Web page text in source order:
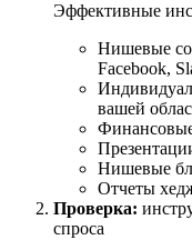
Эффективные
Нишевые
Facebook,
вашей
Нишевые
Отчеты
Проверка:
спроса